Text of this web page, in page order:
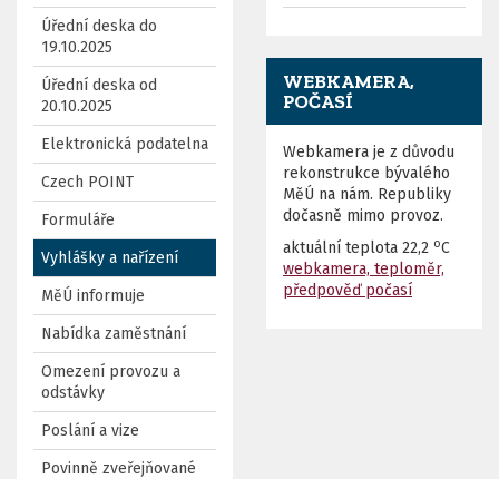
Úřední deska do
19.10.2025
Úřední deska od
20.10.2025
Elektronická podatelna
Czech POINT
Formuláře
Vyhlášky a nařízení
MěÚ informuje
Nabídka zaměstnání
Omezení provozu a
odstávky
Poslání a vize
Povinně zveřejňované
WEBKAMERA,
POČASÍ
Webkamera je z důvodu
rekonstrukce bývalého
MěÚ na nám. Republiky
dočasně mimo provoz.
aktuální teplota 22,2 oC
webkamera, teploměr,
předpověď počasí